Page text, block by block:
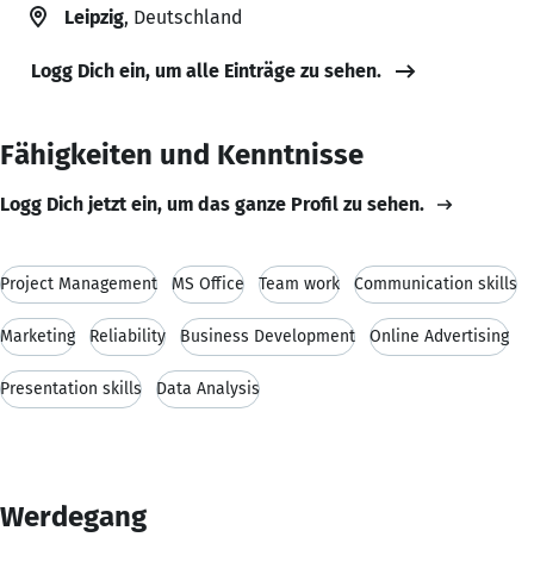
Leipzig, Deutschland
Logg Dich ein, um alle Einträge zu sehen.
Fähigkeiten und Kenntnisse
Logg Dich jetzt ein, um das ganze Profil zu sehen.
Project Management MS Office Team work Communication skills
Marketing Reliability Business Development Online Advertising
Presentation skills Data Analysis
Werdegang